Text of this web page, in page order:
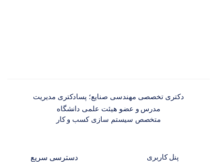
دکتری تخصصی مهندسی صنایع؛ پسادکتری مدیریت
مدرس و عضو هیئت علمی دانشگاه
متخصص سیستم سازی کسب و کار
پنل کاربری دسترسی سریع